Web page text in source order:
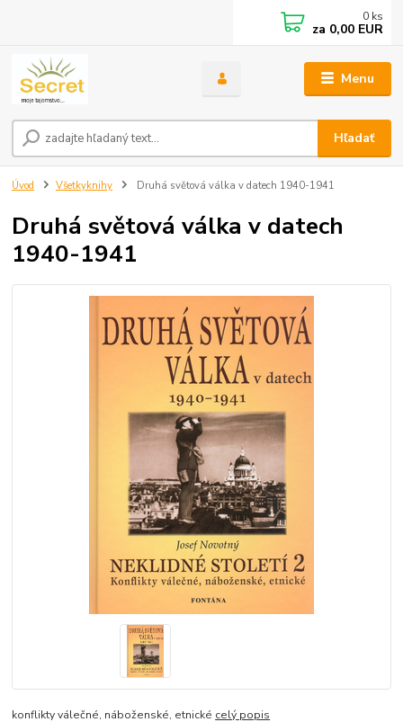
Menu
Hľadať
0 ks
za 0,00 EUR
Úvod Všetkyknihy Druhá světová válka v datech 1940-1941
Druhá světová válka v datech
1940-1941
konflikty válečné, náboženské, etnické celý popis